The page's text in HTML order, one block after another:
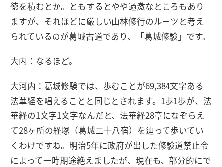
徳を積むとか。ともするとやや過激なところもあり
ますが、それほどに厳しい山林修行のルーツと考え
られているのが葛城古道であり、「葛城修験」です。
大内：なるほど。
大河内：葛城修験では、歩むことが69,384文字ある
法華経を唱えることと同じとされます。1歩1歩が、法
華経の1文字1文字なんだと、法華経28章になぞらえ
て28ヶ所の経塚（葛城二十八宿）を辿って歩いてい
くわけですね。明治5年に政府が出した修験道禁止令
によって一時期途絶えましたが、現在も、部分的にで